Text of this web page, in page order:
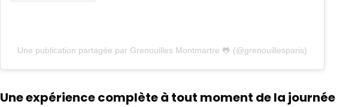
Une publication partagée par Grenouilles Montmartre 🐸 (@grenouillesparis)
Une expérience complète à tout moment de la journée